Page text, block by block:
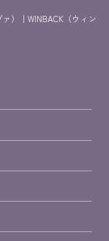
）｜WINBACK（ウィン